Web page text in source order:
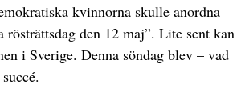
kvinnorna skulle anordna
den 12 maj”. Lite sent kan
i Sverige. Denna söndag blev – vad